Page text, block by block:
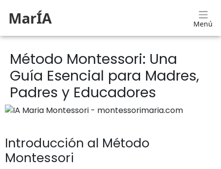
MarÍA Menú
Método Montessori: Una
Guía Esencial para Madres,
Padres y Educadores
Introducción al Método
Montessori